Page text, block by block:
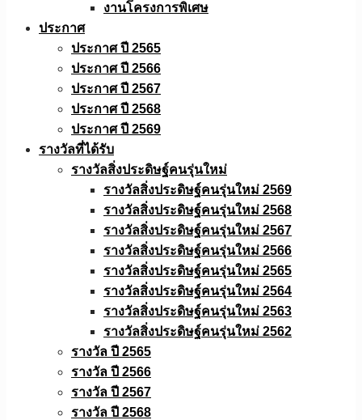
งานโครงการพิเศษ
ประกาศ
ประกาศ ปี 2565
ประกาศ ปี 2566
ประกาศ ปี 2567
ประกาศ ปี 2568
ประกาศ ปี 2569
รางวัลที่ได้รับ
รางวัลสิ่งประดิษฐ์คนรุ่นใหม่
รางวัลสิ่งประดิษฐ์คนรุ่นใหม่ 2569
รางวัลสิ่งประดิษฐ์คนรุ่นใหม่ 2568
รางวัลสิ่งประดิษฐ์คนรุ่นใหม่ 2567
รางวัลสิ่งประดิษฐ์คนรุ่นใหม่ 2566
รางวัลสิ่งประดิษฐ์คนรุ่นใหม่ 2565
รางวัลสิ่งประดิษฐ์คนรุ่นใหม่ 2564
รางวัลสิ่งประดิษฐ์คนรุ่นใหม่ 2563
รางวัลสิ่งประดิษฐ์คนรุ่นใหม่ 2562
รางวัล ปี 2565
รางวัล ปี 2566
รางวัล ปี 2567
รางวัล ปี 2568